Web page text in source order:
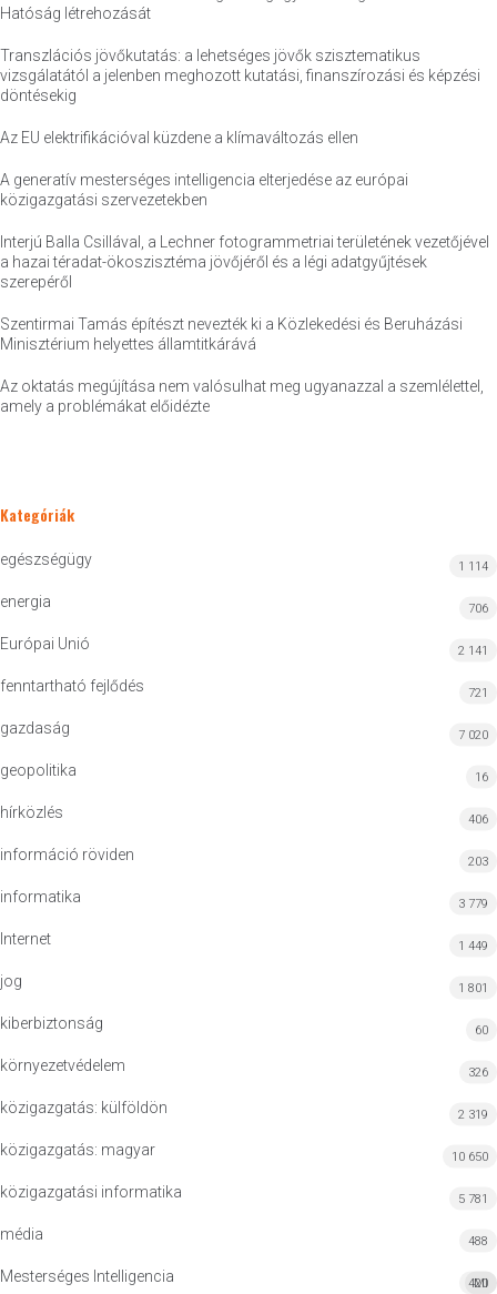
Hatóság létrehozását
Transzlációs jövőkutatás: a lehetséges jövők szisztematikus
vizsgálatától a jelenben meghozott kutatási, finanszírozási és képzési
döntésekig
Az EU elektrifikációval küzdene a klímaváltozás ellen
A generatív mesterséges intelligencia elterjedése az európai
közigazgatási szervezetekben
Interjú Balla Csillával, a Lechner fotogrammetriai területének vezetőjével
a hazai téradat-ökoszisztéma jövőjéről és a légi adatgyűjtések
szerepéről
Szentirmai Tamás építészt nevezték ki a Közlekedési és Beruházási
Minisztérium helyettes államtitkárává
Az oktatás megújítása nem valósulhat meg ugyanazzal a szemlélettel,
amely a problémákat előidézte
Kategóriák
egészségügy 1 114
energia 706
Európai Unió 2 141
fenntartható fejlődés 721
gazdaság 7 020
geopolitika 16
hírközlés 406
információ röviden 203
informatika 3 779
Internet 1 449
jog 1 801
kiberbiztonság 60
környezetvédelem 326
közigazgatás: külföldön 2 319
közigazgatás: magyar 10 650
közigazgatási informatika 5 781
média 488
Mesterséges Intelligencia MI
420